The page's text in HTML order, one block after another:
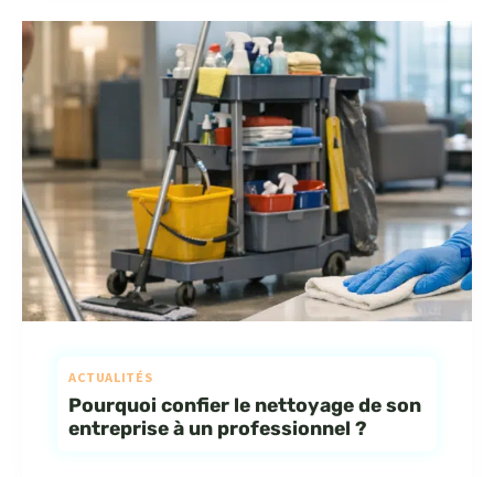
ACTUALITÉS
Pourquoi confier le nettoyage de son
entreprise à un professionnel ?